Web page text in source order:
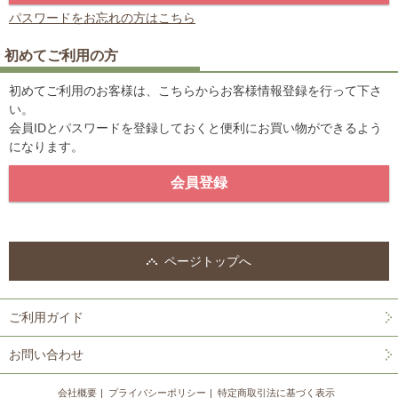
パスワードをお忘れの方はこちら
初めてご利用の方
初めてご利用のお客様は、こちらからお客様情報登録を行って下さ
い。
会員IDとパスワードを登録しておくと便利にお買い物ができるよう
になります。
ページトップへ
ご利用ガイド
お問い合わせ
会社概要 プライバシーポリシー 特定商取引法に基づく表示